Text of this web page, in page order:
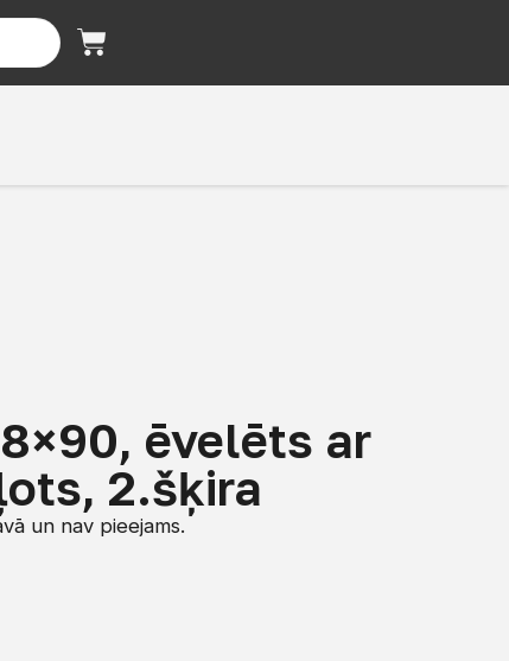
ēvelēts ar
2.šķira
un nav pieejams.